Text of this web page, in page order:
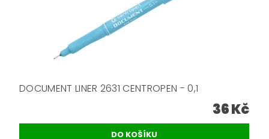
DOCUMENT LINER 2631 CENTROPEN - 0,1
36 Kč